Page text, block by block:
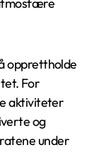
opprettholde
For
aktiviteter
og
under